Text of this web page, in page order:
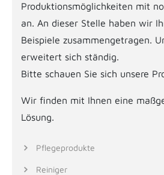
Produktionsmöglichkeiten mit
an. An dieser Stelle haben wir
Beispiele zusammengetragen.
erweitert sich ständig.
Bitte schauen Sie sich unsere
Wir finden mit Ihnen eine
Lösung.
Pflegeprodukte
Reiniger